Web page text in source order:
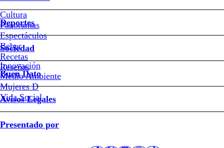
Cultura
Panoramas
Espectáculos
Beber
Recetas
Reseñas
Deportes
Sociedad
Innovación
Medio Ambiente
Mujeres D
Vida Social
Buen Dato
Avisos Legales
Presentado por
Colmed
presiona
al
Gobierno
y
Notas relacionadas
27 de Marzo de 2025
La gran estafa